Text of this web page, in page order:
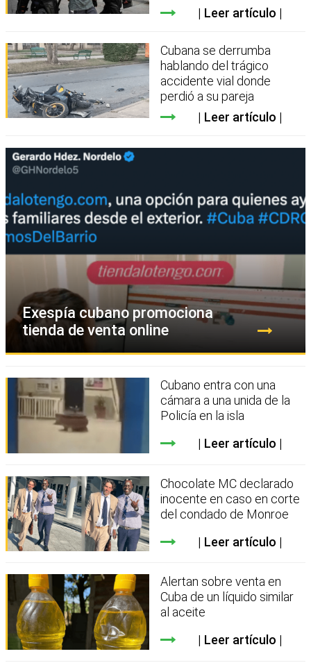
Leer artículo
Cubana se derrumba
hablando del trágico
accidente vial donde
perdió a su pareja
Leer artículo
Exespía cubano promociona
tienda de venta online
Cubano entra con una
cámara a una unida de la
Policía en la isla
Leer artículo
Chocolate MC declarado
inocente en caso en corte
del condado de Monroe
Leer artículo
Alertan sobre venta en
Cuba de un líquido similar
al aceite
Leer artículo